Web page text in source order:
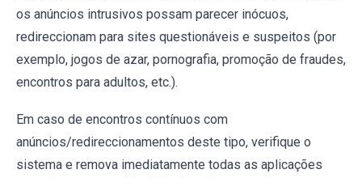
os anúncios intrusivos possam parecer inócuos,
redireccionam para sites questionáveis e suspeitos (por
exemplo, jogos de azar, pornografia, promoção de fraudes,
encontros para adultos, etc.).
Em caso de encontros contínuos com
anúncios/redireccionamentos deste tipo, verifique o
sistema e remova imediatamente todas as aplicações